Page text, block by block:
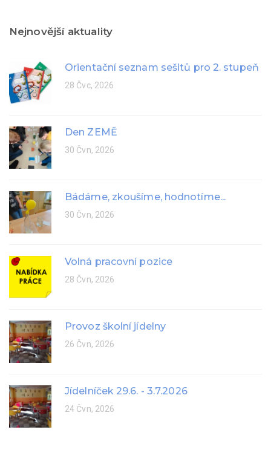
Nejnovější aktuality
Orientační seznam sešitů pro 2. stupeň
28 Čvc, 2026
Den ZEMĚ
30 Čvn, 2026
Bádáme, zkoušíme, hodnotíme...
30 Čvn, 2026
Volná pracovní pozice
28 Čvn, 2026
Provoz školní jídelny
26 Čvn, 2026
Jídelníček 29.6. - 3.7.2026
24 Čvn, 2026